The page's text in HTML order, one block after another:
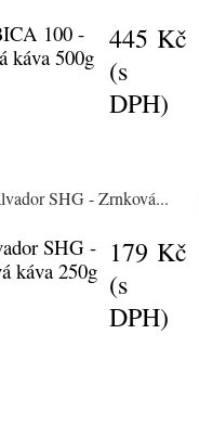
100 -
káva 500g
445 Kč
(s
DPH)
SHG -
káva 250g
179 Kč
(s
DPH)